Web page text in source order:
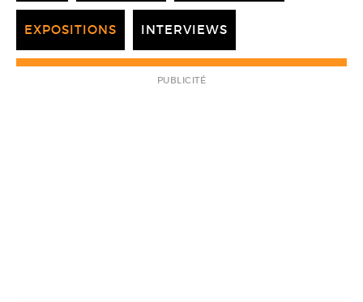
EXPOSITIONS INTERVIEWS
PUBLICITÉ